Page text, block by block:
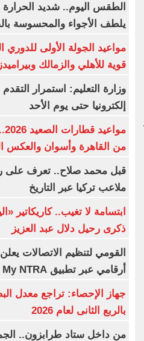
الطقس اليوم.. شديد
يلطف الأجواء والمحسوسة
مواعيد الجولة الأولى
قوية للأهلي والزمالك وبيراميدز
وزارة التعليم: استمرار
إلكترونيا حتى يوم الأحد
من القاهرة وأسوان والعكس
قبل محمد صلاح.. تعرف على
ملاعب تركيا عبر التاريخ
ابتسامة لا تغيب.. كاريكاتير
ذكرى رحيل دلال عبد العزيز
القومي لتنظيم الاتصالات
أرقامي عبر تطبيق My NTRA
بالربع الثانى لعام 2026
من داخل ستاد طرابزون..